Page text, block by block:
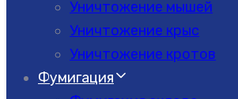
Уничтожение мышей
Уничтожение крыс
Уничтожение кротов
Фумигация